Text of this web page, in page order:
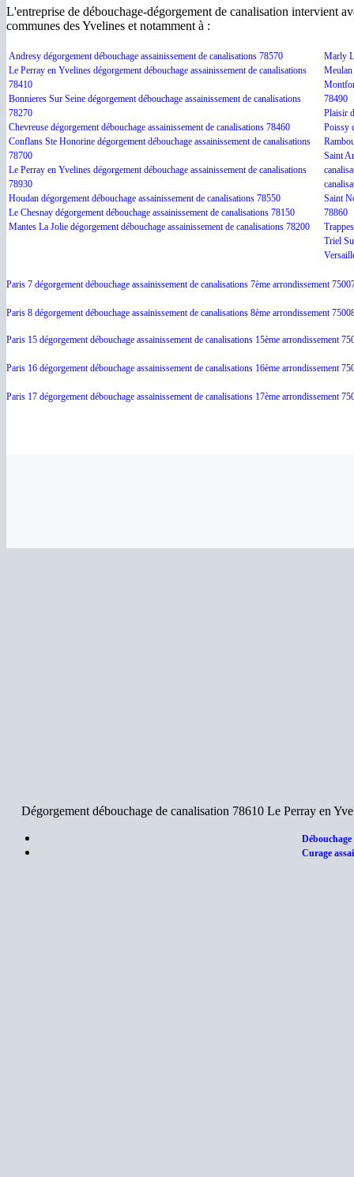
L'entreprise de débouchage-dégorgement de canalisation intervient
communes des Yvelines et notamment à :
Andresy dégorgement débouchage assainissement de canalisations 78570
Le Perray en Yvelines dégorgement débouchage assainissement de canalisations
78410
Bonnieres Sur Seine dégorgement débouchage assainissement de canalisations
78270
Chevreuse dégorgement débouchage assainissement de canalisations 78460
Conflans Ste Honorine dégorgement débouchage assainissement de canalisations
78700
Le Perray en Yvelines dégorgement débouchage assainissement de canalisations
78930
Houdan dégorgement débouchage assainissement de canalisations 78550
Le Chesnay dégorgement débouchage assainissement de canalisations 78150
Mantes La Jolie dégorgement débouchage assainissement de canalisations 78200
Marly
Meulan
78490
Plaisir
Poissy
Saint
Saint
78860
Triel
Paris 7 dégorgement débouchage assainissement de canalisations 7ème arrondissement
Paris 8 dégorgement débouchage assainissement de canalisations 8ème arrondissement
Paris 15 dégorgement débouchage assainissement de canalisations 15ème arrondissement
Paris 16 dégorgement débouchage assainissement de canalisations 16ème arrondissement
Paris 17 dégorgement débouchage assainissement de canalisations 17ème arrondissement
Dégorgement débouchage de canalisation 78610 Le Perray en
Curage